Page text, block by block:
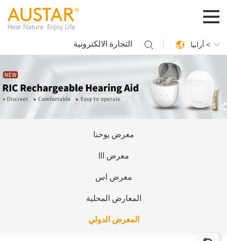
التجارة الالكترونية أرابيا <
معرض يوحنا
معرض ااا
معرض اس
المعارض المحلية
المعرض الدولي